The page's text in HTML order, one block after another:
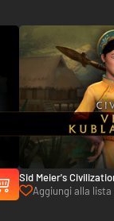
Sid Meier's
Kublai Khan Pack -
Aggiungi alla lista